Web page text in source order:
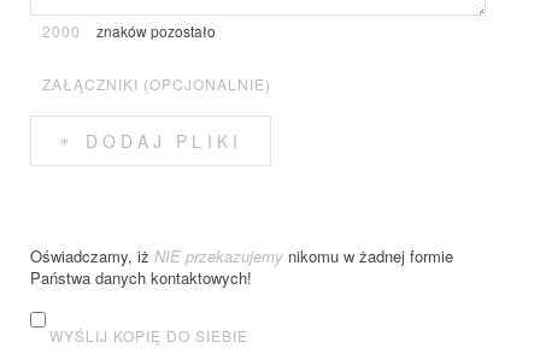
2000 znaków pozostało
ZAŁĄCZNIKI (OPCJONALNIE)
DODAJ PLIKI
Oświadczamy, iż NIE przekazujemy nikomu w żadnej formie
Państwa danych kontaktowych!
WYŚLIJ KOPIĘ DO SIEBIE